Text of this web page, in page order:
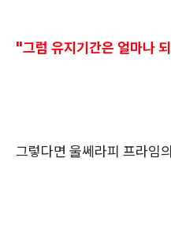
"그럼 유지기간은 얼마나
그렇다면 울쎄라피 프라임